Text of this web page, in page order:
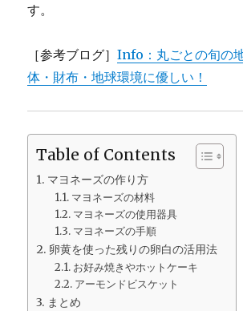
す。
［参考ブログ］Info：丸ごとの旬の
体・財布・地球環境に優しい！
Table of Contents
マヨネーズの作り方
マヨネーズの材料
マヨネーズの使用器具
マヨネーズの手順
卵黄を使った残りの卵白の活用法
お好み焼きやホットケーキ
アーモンドビスケット
まとめ